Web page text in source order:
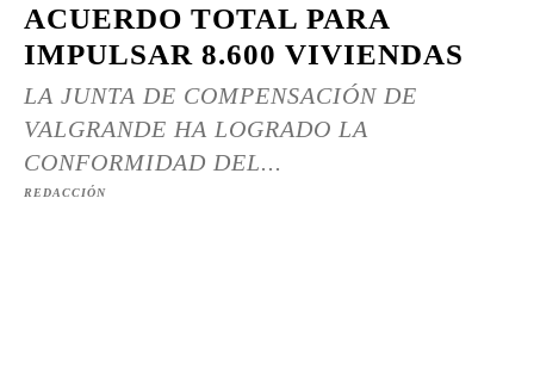
ACUERDO TOTAL PARA
IMPULSAR 8.600 VIVIENDAS
LA JUNTA DE COMPENSACIÓN DE
VALGRANDE HA LOGRADO LA
CONFORMIDAD DEL...
REDACCIÓN